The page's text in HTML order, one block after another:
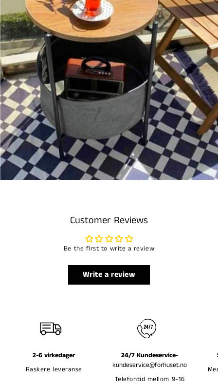
Customer Reviews
Be the first to write a review
Write a review
2-6 virkedager
Raskere leveranse
24/7 Kundeservice-
kundeservice@forhuset.no
Telefontid mellom 9-16